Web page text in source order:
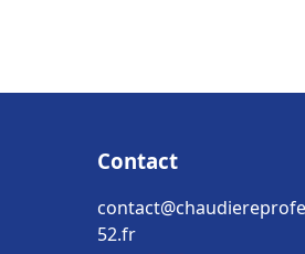
Contact
52.fr